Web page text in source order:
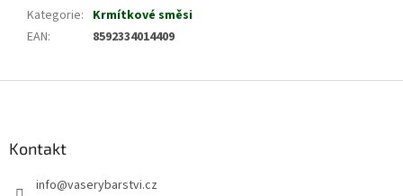
Kategorie: Krmítkové směsi
EAN: 8592334014409
Kontakt
info@vaserybarstvi.cz